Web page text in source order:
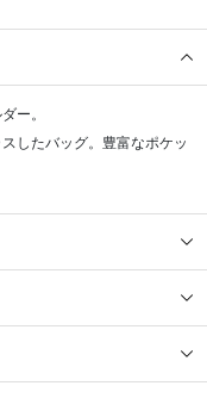
ー。
したバッグ。豊富なポケッ